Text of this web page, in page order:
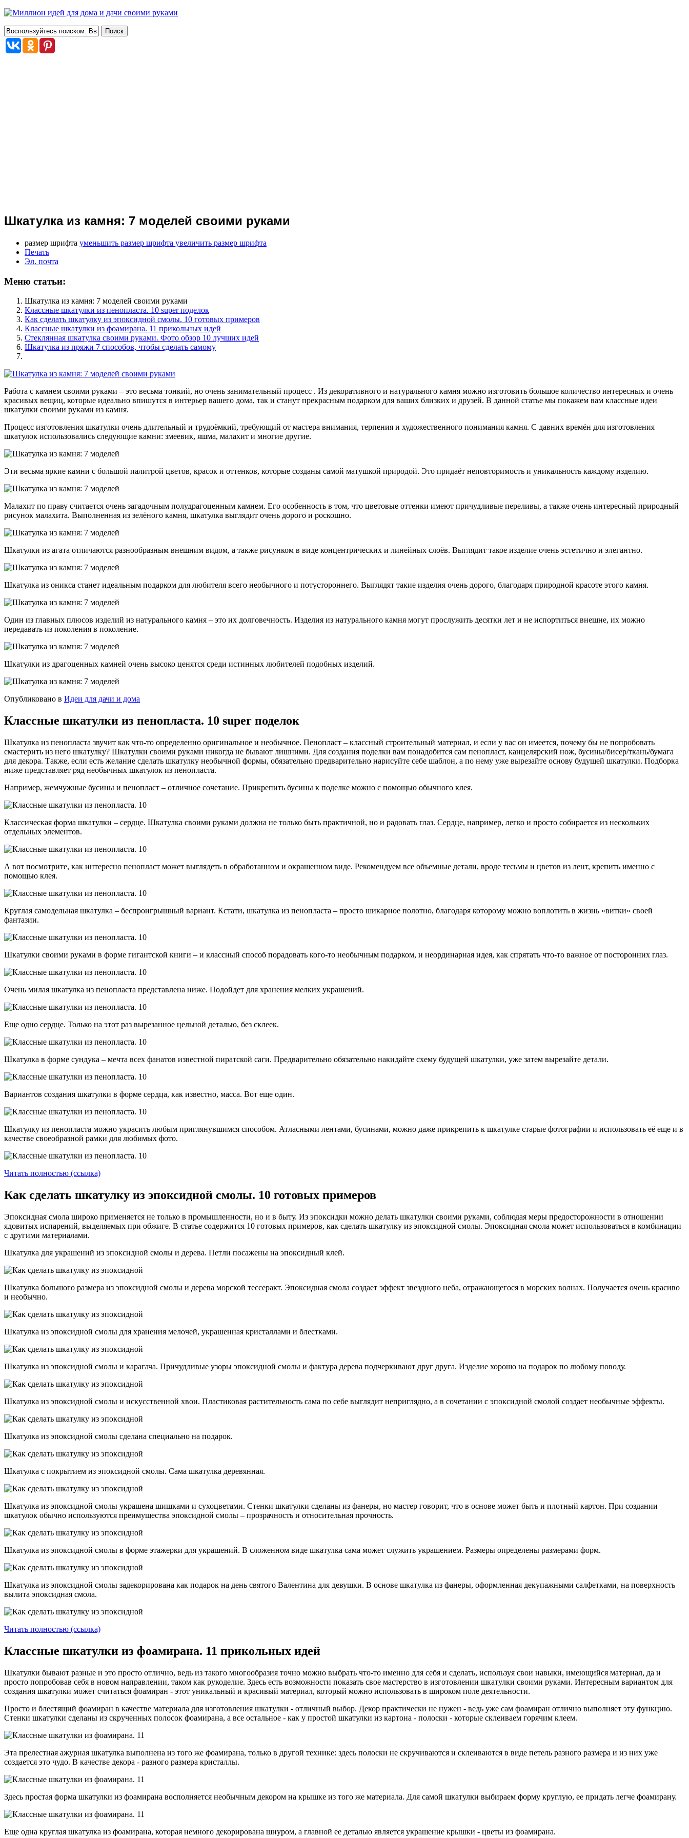
Шкатулка из камня: 7 моделей своими руками
размер шрифта уменьшить размер шрифта увеличить размер шрифта
Печать
Эл. почта
Меню статьи:
Шкатулка из камня: 7 моделей своими руками
Классные шкатулки из пенопласта. 10 super поделок
Как сделать шкатулку из эпоксидной смолы. 10 готовых примеров
Классные шкатулки из фоамирана. 11 прикольных идей
Стеклянная шкатулка своими руками. Фото обзор 10 лучших идей
Шкатулка из пряжи 7 способов, чтобы сделать самому
Работа с камнем своими руками – это весьма тонкий, но очень занимательный процесс . Из декоративного и натурального камня можно изготовить большое количество интересных и очень
красивых вещиц, которые идеально впишутся в интерьер вашего дома, так и станут прекрасным подарком для ваших близких и друзей. В данной статье мы покажем вам классные идеи
шкатулки своими руками из камня.
Процесс изготовления шкатулки очень длительный и трудоёмкий, требующий от мастера внимания, терпения и художественного понимания камня. С давних времён для изготовления
шкатулок использовались следующие камни: змеевик, яшма, малахит и многие другие.
Эти весьма яркие камни с большой палитрой цветов, красок и оттенков, которые созданы самой матушкой природой. Это придаёт неповторимость и уникальность каждому изделию.
Малахит по праву считается очень загадочным полудрагоценным камнем. Его особенность в том, что цветовые оттенки имеют причудливые переливы, а также очень интересный природный
рисунок малахита. Выполненная из зелёного камня, шкатулка выглядит очень дорого и роскошно.
Шкатулки из агата отличаются разнообразным внешним видом, а также рисунком в виде концентрических и линейных слоёв. Выглядит такое изделие очень эстетично и элегантно.
Шкатулка из оникса станет идеальным подарком для любителя всего необычного и потустороннего. Выглядят такие изделия очень дорого, благодаря природной красоте этого камня.
Один из главных плюсов изделий из натурального камня – это их долговечность. Изделия из натурального камня могут прослужить десятки лет и не испортиться внешне, их можно
передавать из поколения в поколение.
Шкатулки из драгоценных камней очень высоко ценятся среди истинных любителей подобных изделий.
Опубликовано в Идеи для дачи и дома
Классные шкатулки из пенопласта. 10 super поделок
Шкатулка из пенопласта звучит как что-то определенно оригинальное и необычное. Пенопласт – классный строительный материал, и если у вас он имеется, почему бы не попробовать
смастерить из него шкатулку? Шкатулки своими руками никогда не бывают лишними. Для создания поделки вам понадобится сам пенопласт, канцелярский нож, бусины/бисер/ткань/бумага
для декора. Также, если есть желание сделать шкатулку необычной формы, обязательно предварительно нарисуйте себе шаблон, а по нему уже вырезайте основу будущей шкатулки. Подборка
ниже представляет ряд необычных шкатулок из пенопласта.
Например, жемчужные бусины и пенопласт – отличное сочетание. Прикрепить бусины к поделке можно с помощью обычного клея.
Классическая форма шкатулки – сердце. Шкатулка своими руками должна не только быть практичной, но и радовать глаз. Сердце, например, легко и просто собирается из нескольких
отдельных элементов.
А вот посмотрите, как интересно пенопласт может выглядеть в обработанном и окрашенном виде. Рекомендуем все объемные детали, вроде тесьмы и цветов из лент, крепить именно с
помощью клея.
Круглая самодельная шкатулка – беспроигрышный вариант. Кстати, шкатулка из пенопласта – просто шикарное полотно, благодаря которому можно воплотить в жизнь «витки» своей
фантазии.
Шкатулки своими руками в форме гигантской книги – и классный способ порадовать кого-то необычным подарком, и неординарная идея, как спрятать что-то важное от посторонних глаз.
Очень милая шкатулка из пенопласта представлена ниже. Подойдет для хранения мелких украшений.
Еще одно сердце. Только на этот раз вырезанное цельной деталью, без склеек.
Шкатулка в форме сундука – мечта всех фанатов известной пиратской саги. Предварительно обязательно накидайте схему будущей шкатулки, уже затем вырезайте детали.
Вариантов создания шкатулки в форме сердца, как известно, масса. Вот еще один.
Шкатулку из пенопласта можно украсить любым приглянувшимся способом. Атласными лентами, бусинами, можно даже прикрепить к шкатулке старые фотографии и использовать её еще и в
качестве своеобразной рамки для любимых фото.
Читать полностью (ссылка)
Как сделать шкатулку из эпоксидной смолы. 10 готовых примеров
Эпоксидная смола широко применяется не только в промышленности, но и в быту. Из эпоксидки можно делать шкатулки своими руками, соблюдая меры предосторожности в отношении
ядовитых испарений, выделяемых при обжиге. В статье содержится 10 готовых примеров, как сделать шкатулку из эпоксидной смолы. Эпоксидная смола может использоваться в комбинации
с другими материалами.
Шкатулка для украшений из эпоксидной смолы и дерева. Петли посажены на эпоксидный клей.
Шкатулка большого размера из эпоксидной смолы и дерева морской тессеракт. Эпоксидная смола создает эффект звездного неба, отражающегося в морских волнах. Получается очень красиво
и необычно.
Шкатулка из эпоксидной смолы для хранения мелочей, украшенная кристаллами и блестками.
Шкатулка из эпоксидной смолы и карагача. Причудливые узоры эпоксидной смолы и фактура дерева подчеркивают друг друга. Изделие хорошо на подарок по любому поводу.
Шкатулка из эпоксидной смолы и искусственной хвои. Пластиковая растительность сама по себе выглядит неприглядно, а в сочетании с эпоксидной смолой создает необычные эффекты.
Шкатулка из эпоксидной смолы сделана специально на подарок.
Шкатулка с покрытием из эпоксидной смолы. Сама шкатулка деревянная.
Шкатулка из эпоксидной смолы украшена шишками и сухоцветами. Стенки шкатулки сделаны из фанеры, но мастер говорит, что в основе может быть и плотный картон. При создании
шкатулок обычно используются преимущества эпоксидной смолы – прозрачность и относительная прочность.
Шкатулка из эпоксидной смолы в форме этажерки для украшений. В сложенном виде шкатулка сама может служить украшением. Размеры определены размерами форм.
Шкатулка из эпоксидной смолы задекорирована как подарок на день святого Валентина для девушки. В основе шкатулка из фанеры, оформленная декупажными салфетками, на поверхность
вылита эпоксидная смола.
Читать полностью (ссылка)
Классные шкатулки из фоамирана. 11 прикольных идей
Шкатулки бывают разные и это просто отлично, ведь из такого многообразия точно можно выбрать что-то именно для себя и сделать, используя свои навыки, имеющийся материал, да и
просто попробовав себя в новом направлении, таком как рукоделие. Здесь есть возможности показать свое мастерство в изготовлении шкатулки своими руками. Интересным вариантом для
создания шкатулки может считаться фоамиран - этот уникальный и красивый материал, который можно использовать в широком поле деятельности.
Просто и блестящий фоамиран в качестве материала для изготовления шкатулки - отличный выбор. Декор практически не нужен - ведь уже сам фоамиран отлично выполняет эту функцию.
Стенки шкатулки сделаны из скрученных полосок фоамирана, а все остальное - как у простой шкатулки из картона - полоски - которые склеиваем горячим клеем.
Эта прелестная ажурная шкатулка выполнена из того же фоамирана, только в другой технике: здесь полоски не скручиваются и склеиваются в виде петель разного размера и из них уже
создается это чудо. В качестве декора - разного размера кристаллы.
Здесь простая форма шкатулки из фоамирана восполняется необычным декором на крышке из того же материала. Для самой шкатулки выбираем форму круглую, ее придать легче фоамирану.
Еще одна круглая шкатулка из фоамирана, которая немного декорирована шнуром, а главной ее деталью является украшение крышки - цветы из фоамирана.